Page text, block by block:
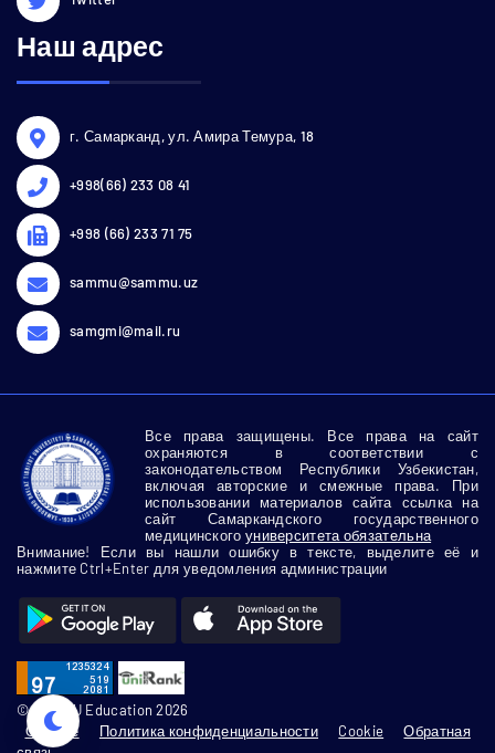
Наш адрес
г. Самарканд, ул. Амира Темура, 18
+998(66) 233 08 41
+998 (66) 233 71 75
sammu@sammu.uz
samgmi@mail.ru
Все права защищены. Все права на сайт
охраняются в соответствии с
законодательством Республики Узбекистан,
включая авторские и смежные права. При
использовании материалов сайта ссылка на
сайт Самаркандского государственного
медицинского университета обязательна
Внимание! Если вы нашли ошибку в тексте, выделите её и
нажмите Ctrl+Enter для уведомления администрации
© SamMU Education 2026
О сайте
Политика конфиденциальности Cookie
Обратная